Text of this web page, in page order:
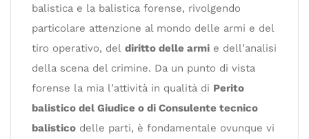
balistica e la balistica forense, rivolgendo
particolare attenzione al mondo delle armi e del
tiro operativo, del diritto delle armi e dell’analisi
della scena del crimine. Da un punto di vista
forense la mia l’attività in qualità di Perito
balistico del Giudice o di Consulente tecnico
balistico delle parti, è fondamentale ovunque vi